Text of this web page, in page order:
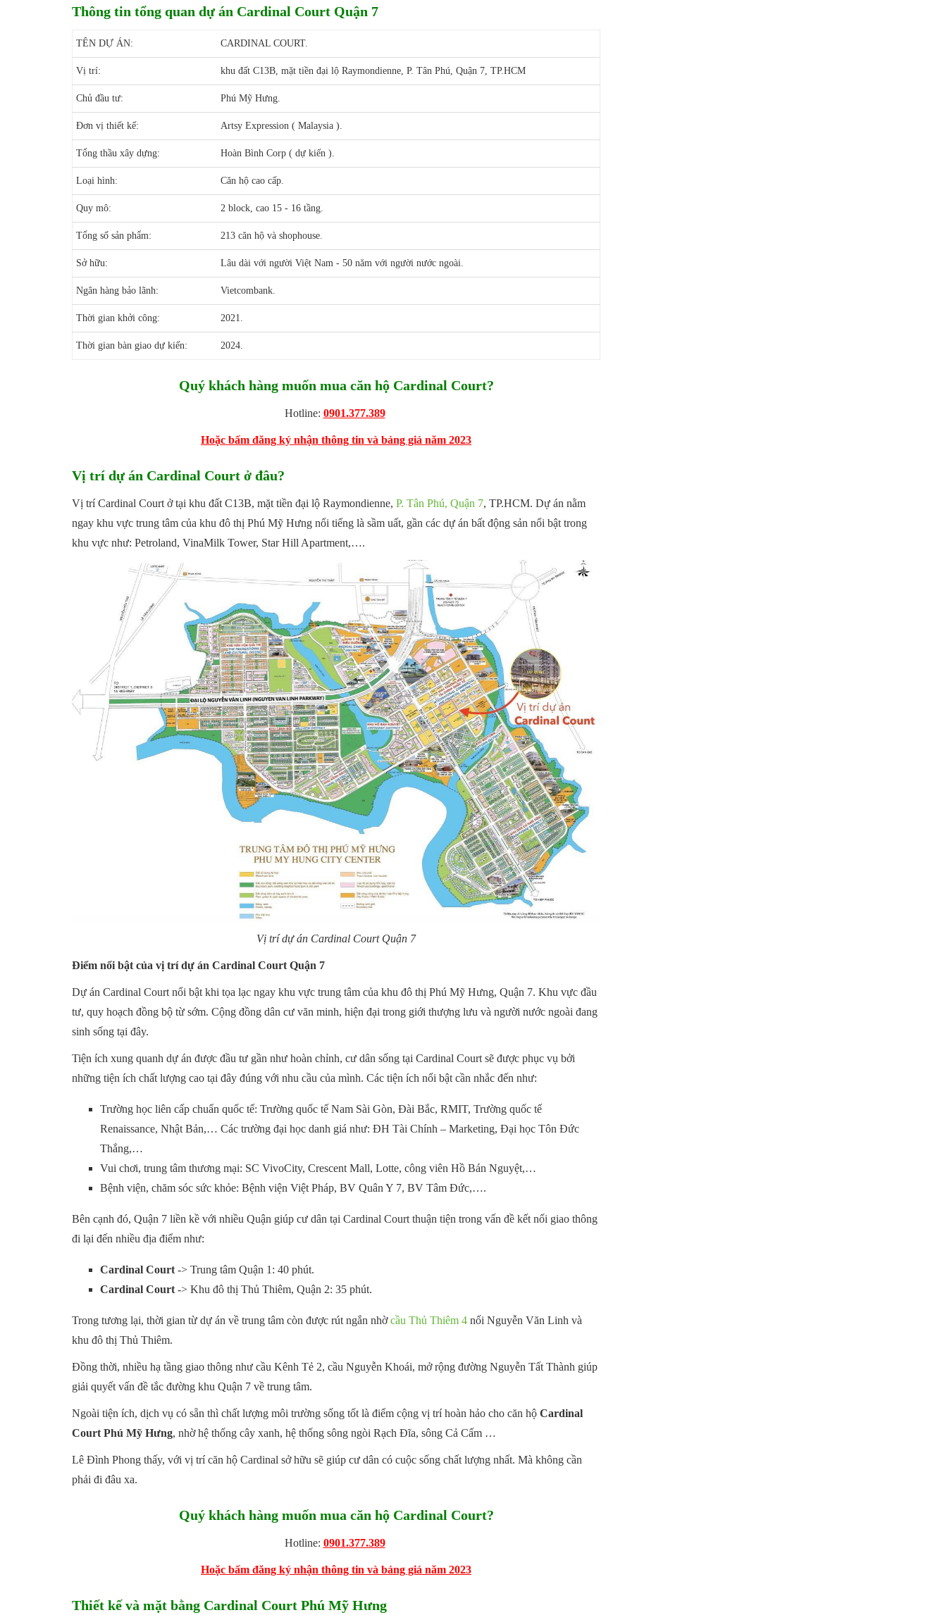
Thông tin tổng quan dự án Cardinal Court Quận 7
TÊN DỰ ÁN: CARDINAL COURT.
Vị trí: khu đất C13B, mặt tiền đại lộ Raymondienne, P. Tân Phú, Quận 7, TP.HCM
Chủ đầu tư: Phú Mỹ Hưng.
Đơn vị thiết kế: Artsy Expression ( Malaysia ).
Tổng thầu xây dựng: Hoàn Bình Corp ( dự kiến ).
Loại hình: Căn hộ cao cấp.
Quy mô: 2 block, cao 15 - 16 tầng.
Tổng số sản phẩm: 213 căn hộ và shophouse.
Sở hữu: Lâu dài với người Việt Nam - 50 năm với người nước ngoài.
Ngân hàng bảo lãnh: Vietcombank.
Thời gian khởi công: 2021.
Thời gian bàn giao dự kiến: 2024.
Quý khách hàng muốn mua căn hộ Cardinal Court?
Hotline: 0901.377.389
Hoặc bấm đăng ký nhận thông tin và bảng giá năm 2023
Vị trí dự án Cardinal Court ở đâu?
Vị trí Cardinal Court ở tại khu đất C13B, mặt tiền đại lộ Raymondienne, P. Tân Phú, Quận 7, TP.HCM. Dự án nằm
ngay khu vực trung tâm của khu đô thị Phú Mỹ Hưng nổi tiếng là sầm uất, gần các dự án bất động sản nổi bật trong
khu vực như: Petroland, VinaMilk Tower, Star Hill Apartment,….
Vị trí dự án Cardinal Court Quận 7
Điểm nổi bật của vị trí dự án Cardinal Court Quận 7
Dự án Cardinal Court nổi bật khi tọa lạc ngay khu vực trung tâm của khu đô thị Phú Mỹ Hưng, Quận 7. Khu vực đầu
tư, quy hoạch đồng bộ từ sớm. Cộng đồng dân cư văn minh, hiện đại trong giới thượng lưu và người nước ngoài đang
sinh sống tại đây.
Tiện ích xung quanh dự án được đầu tư gần như hoàn chỉnh, cư dân sống tại Cardinal Court sẽ được phục vụ bởi
những tiện ích chất lượng cao tại đây đúng với nhu cầu của mình. Các tiện ích nổi bật cần nhắc đến như:
Trường học liên cấp chuẩn quốc tế: Trường quốc tế Nam Sài Gòn, Đài Bắc, RMIT, Trường quốc tế
Renaissance, Nhật Bản,… Các trường đại học danh giá như: ĐH Tài Chính – Marketing, Đại học Tôn Đức
Thắng,…
Vui chơi, trung tâm thương mại: SC VivoCity, Crescent Mall, Lotte, công viên Hồ Bán Nguyệt,…
Bệnh viện, chăm sóc sức khỏe: Bệnh viện Việt Pháp, BV Quân Y 7, BV Tâm Đức,….
Bên cạnh đó, Quận 7 liền kề với nhiều Quận giúp cư dân tại Cardinal Court thuận tiện trong vấn đề kết nối giao thông
đi lại đến nhiều địa điểm như:
Cardinal Court -> Trung tâm Quận 1: 40 phút.
Cardinal Court -> Khu đô thị Thủ Thiêm, Quận 2: 35 phút.
Trong tương lại, thời gian từ dự án về trung tâm còn được rút ngắn nhờcầu Thủ Thiêm 4 nối Nguyễn Văn Linh và
khu đô thị Thủ Thiêm.
Đồng thời, nhiều hạ tầng giao thông như cầu Kênh Tẻ 2, cầu Nguyễn Khoái, mở rộng đường Nguyễn Tất Thành giúp
giải quyết vấn đề tắc đường khu Quận 7 về trung tâm.
Ngoài tiện ích, dịch vụ có sẵn thì chất lượng môi trường sống tốt là điểm cộng vị trí hoàn hảo cho căn hộ Cardinal
Court Phú Mỹ Hưng, nhờ hệ thống cây xanh, hệ thống sông ngòi Rạch Đĩa, sông Cả Cấm …
Lê Đình Phong thấy, với vị trí căn hộ Cardinal sở hữu sẽ giúp cư dân có cuộc sống chất lượng nhất. Mà không cần
phải đi đâu xa.
Quý khách hàng muốn mua căn hộ Cardinal Court?
Hotline: 0901.377.389
Hoặc bấm đăng ký nhận thông tin và bảng giá năm 2023
Thiết kế và mặt bằng Cardinal Court Phú Mỹ Hưng